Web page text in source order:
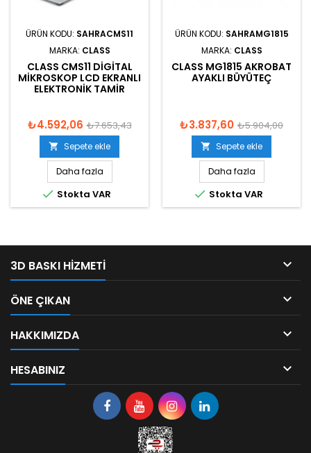
ÜRÜN KODU: SAHRACMS11
MARKA: CLASS
CLASS CMS11 DIGITAL
MIKROSKOP LCD EKRANLI
ELEKTRONIK TAMIR
₺4.592,06 ₺7.653,43
 Sepete ekle
Daha fazla
 Stokta VAR
ÜRÜN KODU: SAHRAMG1815
MARKA: CLASS
CLASS MG1815 AKROBAT
AYAKLI BÜYÜTEÇ
₺3.837,60 ₺5.904,00
 Sepete ekle
Daha fazla
 Stokta VAR
3D BASKI HIZMETI 
ÖNE ÇIKAN 
HAKKIMIZDA 
HESABINIZ 